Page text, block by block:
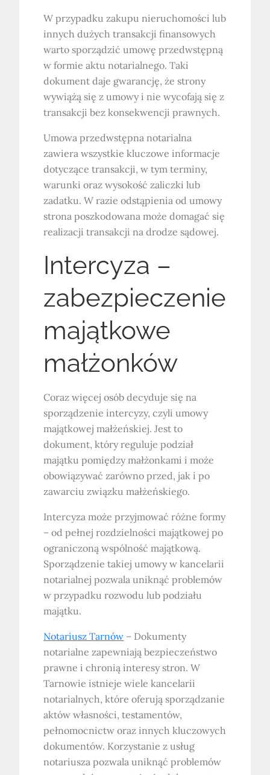
W przypadku zakupu nieruchomości lub
innych dużych transakcji finansowych
warto sporządzić umowę przedwstępną
w formie aktu notarialnego. Taki
dokument daje gwarancję, że strony
wywiążą się z umowy i nie wycofają się z
transakcji bez konsekwencji prawnych.
Umowa przedwstępna notarialna
zawiera wszystkie kluczowe informacje
dotyczące transakcji, w tym terminy,
warunki oraz wysokość zaliczki lub
zadatku. W razie odstąpienia od umowy
strona poszkodowana może domagać się
realizacji transakcji na drodze sądowej.
Intercyza –
zabezpieczenie
majątkowe
małżonków
Coraz więcej osób decyduje się na
sporządzenie intercyzy, czyli umowy
majątkowej małżeńskiej. Jest to
dokument, który reguluje podział
majątku pomiędzy małżonkami i może
obowiązywać zarówno przed, jak i po
zawarciu związku małżeńskiego.
Intercyza może przyjmować różne formy
– od pełnej rozdzielności majątkowej po
ograniczoną wspólność majątkową.
Sporządzenie takiej umowy w kancelarii
notarialnej pozwala uniknąć problemów
w przypadku rozwodu lub podziału
majątku.
Notariusz Tarnów – Dokumenty
notarialne zapewniają bezpieczeństwo
prawne i chronią interesy stron. W
Tarnowie istnieje wiele kancelarii
notarialnych, które oferują sporządzanie
aktów własności, testamentów,
pełnomocnictw oraz innych kluczowych
dokumentów. Korzystanie z usług
notariusza pozwala uniknąć problemów